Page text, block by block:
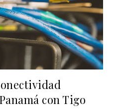
con Tigo